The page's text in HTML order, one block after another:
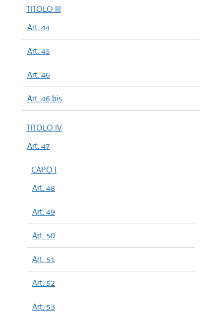
TITOLO III
Art. 44
Art. 45
Art. 46
Art. 46 bis
TITOLO IV
Art. 47
CAPO I
Art. 48
Art. 49
Art. 50
Art. 51
Art. 52
Art. 53